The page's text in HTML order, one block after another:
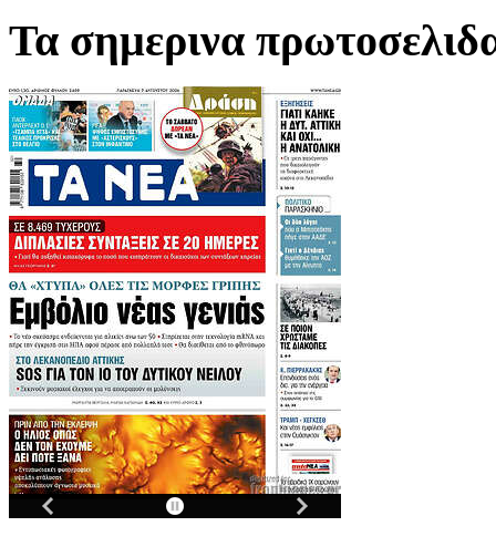
Τα σημερινα